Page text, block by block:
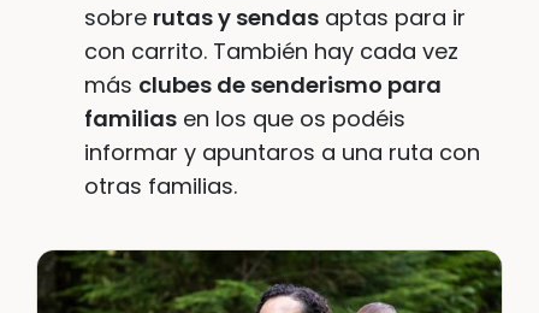
sobre rutas y sendas aptas para ir
con carrito. También hay cada vez
más clubes de senderismo para
familias en los que os podéis
informar y apuntaros a una ruta con
otras familias.